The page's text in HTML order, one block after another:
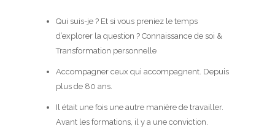
Qui suis-je ? Et si vous preniez le temps
d’explorer la question ? Connaissance de soi &
Transformation personnelle
Accompagner ceux qui accompagnent. Depuis
plus de 80 ans.
Il était une fois une autre manière de travailler.
Avant les formations, il y a une conviction.